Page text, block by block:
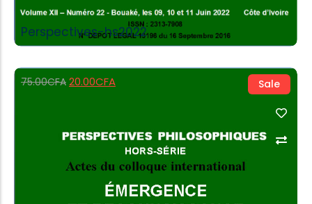
Perspectives-hs2022
Sale
75.00CFA 20.00CFA